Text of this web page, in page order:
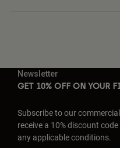
Newsletter
GET 10% OFF ON YOUR
Subscribe to our
receive a 10% discount
any applicable conditions.